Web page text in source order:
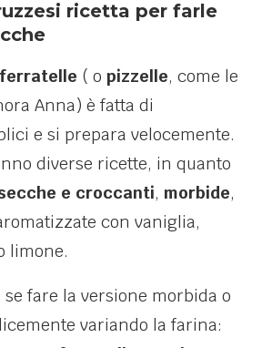
ricetta per farle
( o pizzelle, come le
Anna) è fatta di
e si prepara velocemente.
diverse ricette, in quanto
e croccanti, morbide,
con vaniglia,
limone.
fare la versione morbida o
variando la farina: